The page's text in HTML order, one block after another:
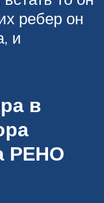
ребер он
и
в
РЕНО